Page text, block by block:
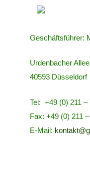
Geschäftsführer:
Urdenbacher
40593 Düsseldorf
Tel: +49 (0) 211 –
Fax: +49 (0) 211
E-Mail: